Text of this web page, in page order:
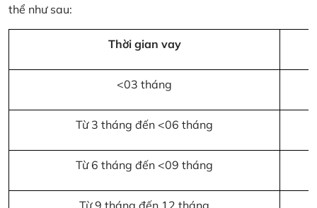
thể như sau:
Thời gian vay
<03 tháng
Từ 3 tháng đến <06 tháng
Từ 6 tháng đến <09 tháng
Từ 9 tháng đến 12 tháng